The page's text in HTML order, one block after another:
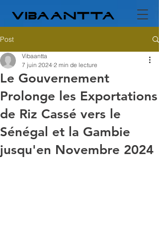
Post
Le Gouvernement
Prolonge les Exportations
de Riz Cassé vers le
Sénégal et la Gambie
jusqu'en Novembre 2024
Vibaantta
7 juin 2024 2 min de lecture